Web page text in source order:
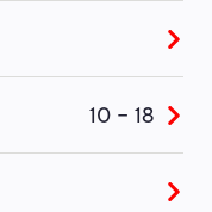
10 - 18